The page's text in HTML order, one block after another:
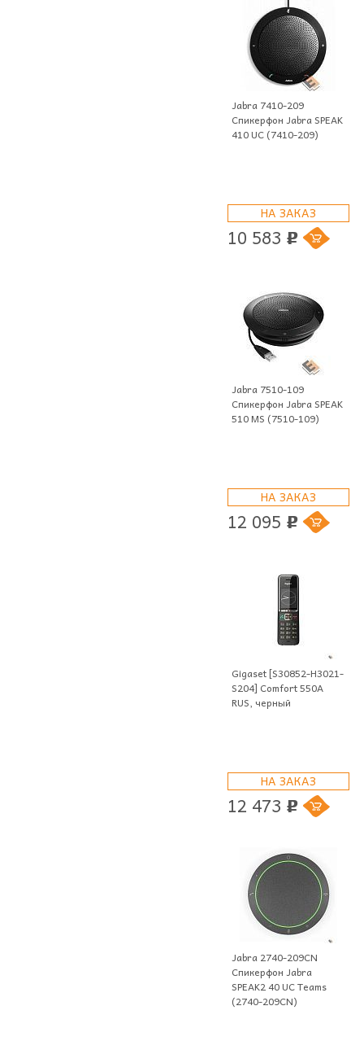
Jabra 7410-209
Спикерфон Jabra SPEAK
410 UC (7410-209)
НА ЗАКАЗ
10 583 p
Jabra 7510-109
Спикерфон Jabra SPEAK
510 MS (7510-109)
НА ЗАКАЗ
12 095 p
Gigaset [S30852-H3021-
S204] Comfort 550A
RUS, черный
НА ЗАКАЗ
12 473 p
Jabra 2740-209CN
Спикерфон Jabra
SPEAK2 40 UC Teams
(2740-209CN)